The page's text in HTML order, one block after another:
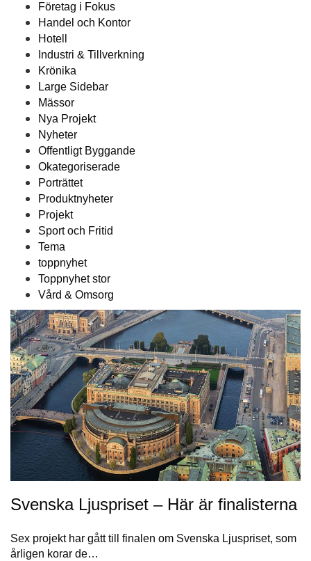
Företag i Fokus
Handel och Kontor
Hotell
Industri & Tillverkning
Krönika
Large Sidebar
Mässor
Nya Projekt
Nyheter
Offentligt Byggande
Okategoriserade
Porträttet
Produktnyheter
Projekt
Sport och Fritid
Tema
toppnyhet
Toppnyhet stor
Vård & Omsorg
Svenska Ljuspriset – Här är finalisterna
Sex projekt har gått till finalen om Svenska Ljuspriset, som
årligen korar de…